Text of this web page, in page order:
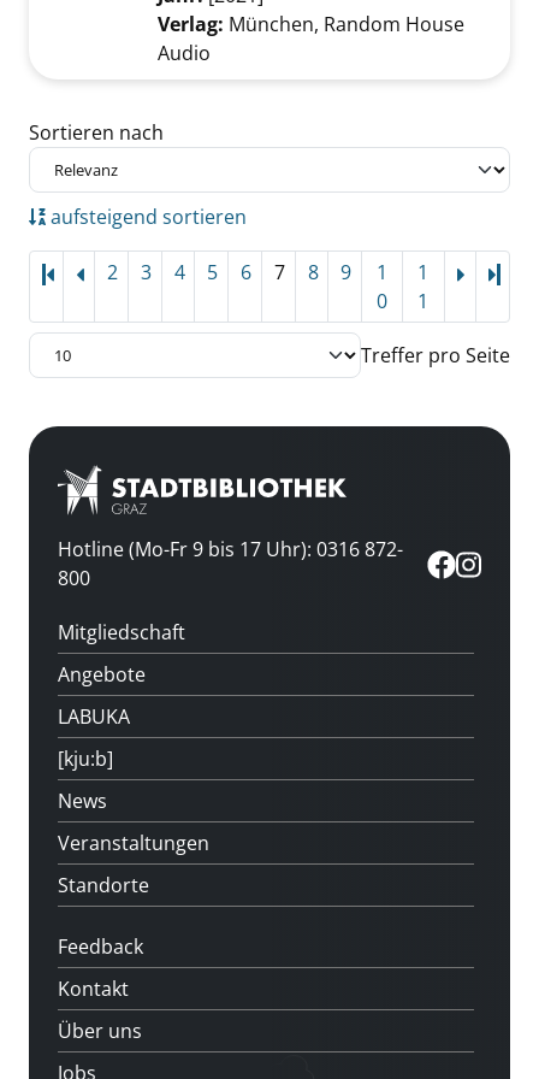
Verlag: München, Random House
Audio
Zu den Suchfiltern springen
Sortieren nach
aufsteigend sortieren
2 3 4 5 6 7 8 9
1
0
1
1
Treffer pro Seite
Hotline (Mo-Fr 9 bis 17 Uhr): 0316 872-
800
Mitgliedschaft
Angebote
LABUKA
[kju:b]
News
Veranstaltungen
Standorte
Feedback
Kontakt
Über uns
Jobs